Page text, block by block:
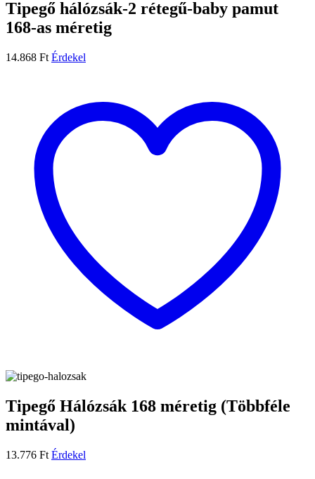
Tipegő hálózsák-2 rétegű-baby pamut
168-as méretig
14.868 Ft Érdekel
Tipegő Hálózsák 168 méretig (Többféle
mintával)
13.776 Ft Érdekel